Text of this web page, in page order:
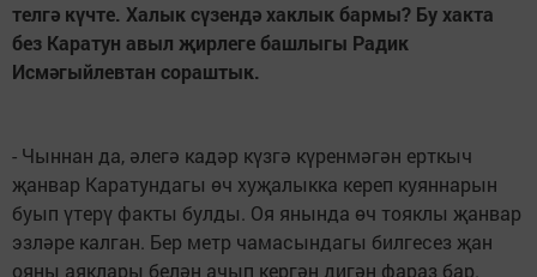
телгә күчте. Халык сүзендә хаклык бармы? Бу хакта
без Каратун авыл җирлеге башлыгы Радик
Исмәгыйлевтан сораштык.
- Чыннан да, әлегә кадәр күзгә күренмәгән ерткыч
җанвар Каратундагы өч хуҗалыкка кереп куяннарын
буып үтерү факты булды. Оя янында өч тояклы җанвар
эзләре калган. Бер метр чамасындагы билгесез җан
ояны аяклары белән ачып кергән дигән фараз бар.